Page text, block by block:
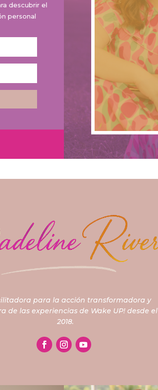
descubrir el
personal
para la acción transformadora y
de las experiencias de Wake UP! desde el
2018.